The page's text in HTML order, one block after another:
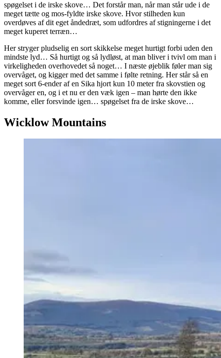
spøgelset i de irske skove… Det forstår man, når man står ude i de
meget tætte og mos-fyldte irske skove. Hvor stilheden kun
overdøves af dit eget åndedræt, som udfordres af stigningerne i det
meget kuperet terræn…
Her stryger pludselig en sort skikkelse meget hurtigt forbi uden den
mindste lyd… Så hurtigt og så lydløst, at man bliver i tvivl om man i
virkeligheden overhovedet så noget… I næste øjeblik føler man sig
overvåget, og kigger med det samme i følte retning. Her står så en
meget sort 6-ender af en Sika hjort kun 10 meter fra skovstien og
overvåger en, og i et nu er den væk igen – man hørte den ikke
komme, eller forsvinde igen… spøgelset fra de irske skove…
Wicklow Mountains